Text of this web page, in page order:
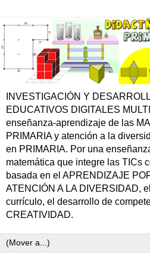
INVESTIGACIÓN Y
EDUCATIVOS DIGITALES
enseñanza-aprendizaje de las
PRIMARIA y atención a la
en PRIMARIA. Por una
matemática que integre las TICs
basada en el APRENDIZAJE
ATENCIÓN A LA DIVERSIDAD,
currículo, el desarrollo de
CREATIVIDAD.